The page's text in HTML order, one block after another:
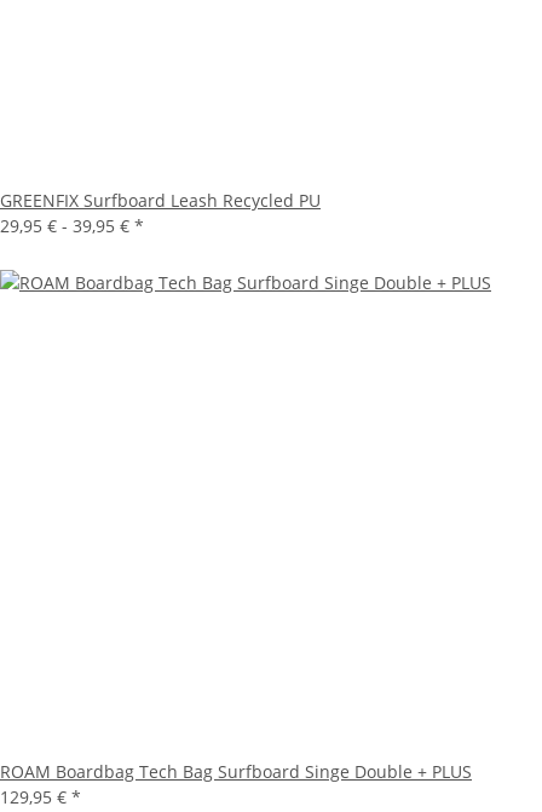
GREENFIX Surfboard Leash Recycled PU
29,95 € - 39,95 € *
ROAM Boardbag Tech Bag Surfboard Singe Double + PLUS
129,95 € *